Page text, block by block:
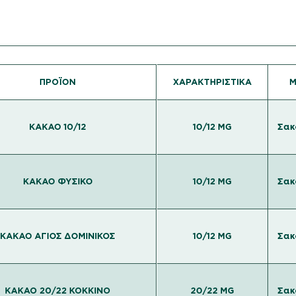
ΠΡΟΪΟΝ
ΚΑΚΑΟ 10/12
ΚΑΚΑΟ ΦΥΣΙΚΟ
ΚΑΚΑΟ ΑΓΙΟΣ ΔΟΜΙΝΙΚΟΣ
ΚΑΚΑΟ 20/22 ΚΟΚΚΙΝΟ
ΧΑΡΑΚΤΗΡΙΣΤΙΚΆ
10/12 MG
10/12 MG
10/12 MG
20/22 MG